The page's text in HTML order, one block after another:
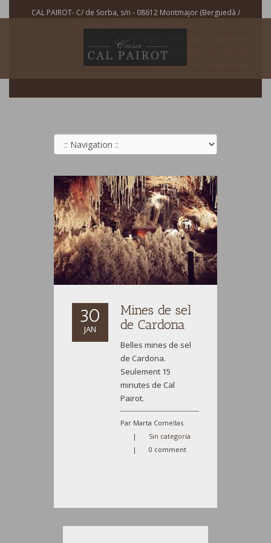
30
JAN
Mines de sel
de Cardona
Belles mines de sel
de Cardona.
Seulement 15
minutes de Cal
Pairot.
Par Marta Comellas
|
Sin categoría
|
0 comment
CAL PAIROT- C/ de Sorba, s/n - 08612 Montmajor (Berguedà /
Avís legal - Aviso Legal - Legal Notice
Accessibilitat - Accesibilidad
Sostenibilitat - Sostenibilidad